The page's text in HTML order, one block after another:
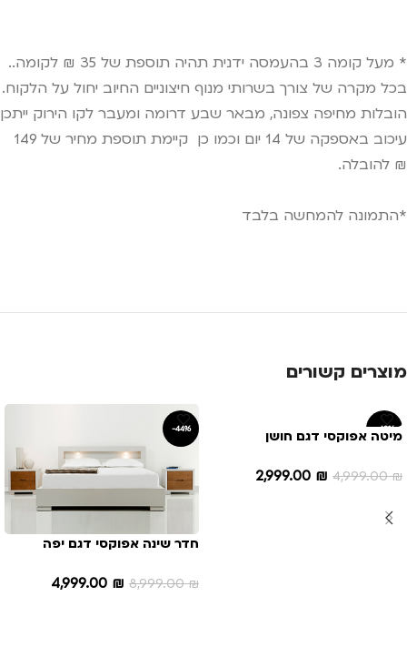
* מעל קומה 3 בהעמסה ידנית תהיה תוספת של 35 ₪ לקומה..
בכל מקרה של צורך בשרותי מנוף חיצוניים החיוב יחול על הלקוח.
הובלות מחיפה צפונה, מבאר שבע דרומה ומעבר לקו הירוק ייתכן
עיכוב באספקה של 14 יום וכמו כן קיימת תוספת מחיר של 149
₪ להובלה.
*התמונה להמחשה בלבד
מוצרים קשורים
-40%
מיטה אפוקסי דגם חושן
4,999.00₪
2,999.00 ₪
-44%
חדר שינה אפוקסי דגם יפה
8,999.00₪
4,999.00 ₪